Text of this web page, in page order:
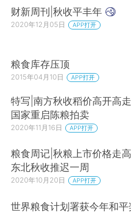
财新周刊|秋收平丰年
2020年12月05日 APP打开
粮食库存压顶
2015年04月10日 APP打开
特写|南方秋收稻价高开高走
国家重启陈粮拍卖
2020年11月16日 APP打开
粮食周记|秋粮上市价格走高
东北秋收推迟一周
2020年10月20日 APP打开
世界粮食计划署获今年和平